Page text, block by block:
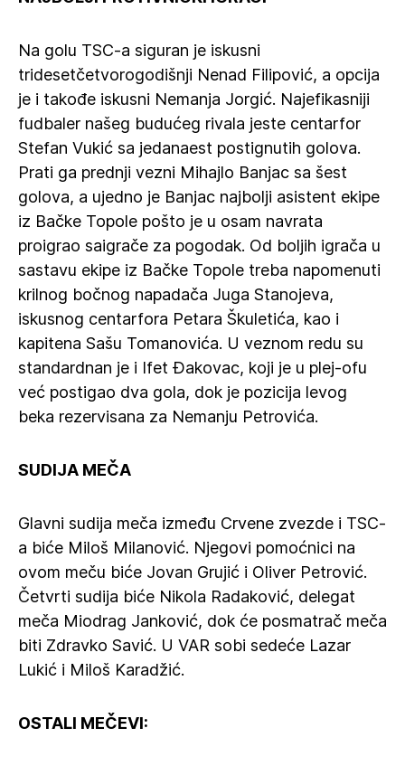
Na golu TSC-a siguran je iskusni
tridesetčetvorogodišnji Nenad Filipović, a opcija
je i takođe iskusni Nemanja Jorgić. Najefikasniji
fudbaler našeg budućeg rivala jeste centarfor
Stefan Vukić sa jedanaest postignutih golova.
Prati ga prednji vezni Mihajlo Banjac sa šest
golova, a ujedno je Banjac najbolji asistent ekipe
iz Bačke Topole pošto je u osam navrata
proigrao saigrače za pogodak. Od boljih igrača u
sastavu ekipe iz Bačke Topole treba napomenuti
krilnog bočnog napadača Juga Stanojeva,
iskusnog centarfora Petara Škuletića, kao i
kapitena Sašu Tomanovića. U veznom redu su
standardnan je i Ifet Đakovac, koji je u plej-ofu
već postigao dva gola, dok je pozicija levog
beka rezervisana za Nemanju Petrovića.
SUDIJA MEČA
Glavni sudija meča između Crvene zvezde i TSC-
a biće Miloš Milanović. Njegovi pomoćnici na
ovom meču biće Jovan Grujić i Oliver Petrović.
Četvrti sudija biće Nikola Radaković, delegat
meča Miodrag Janković, dok će posmatrač meča
biti Zdravko Savić. U VAR sobi sedeće Lazar
Lukić i Miloš Karadžić.
OSTALI MEČEVI: